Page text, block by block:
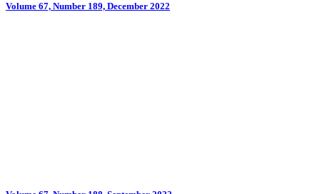
Volume 67, Number 189, December 2022